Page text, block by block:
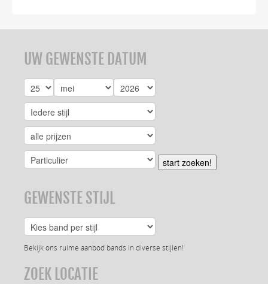
UW GEWENSTE DATUM
start zoeken!
GEWENSTE STIJL
Bekijk ons ruime aanbod bands in diverse stijlen!
ZOEK LOCATIE